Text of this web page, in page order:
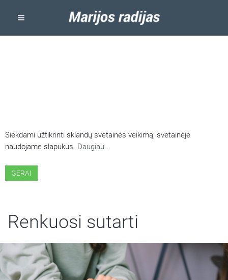
Siekdami užtikrinti sklandų svetainės veikimą, svetainėje
naudojame slapukus. Daugiau..
GERAI
Renkuosi sutarti